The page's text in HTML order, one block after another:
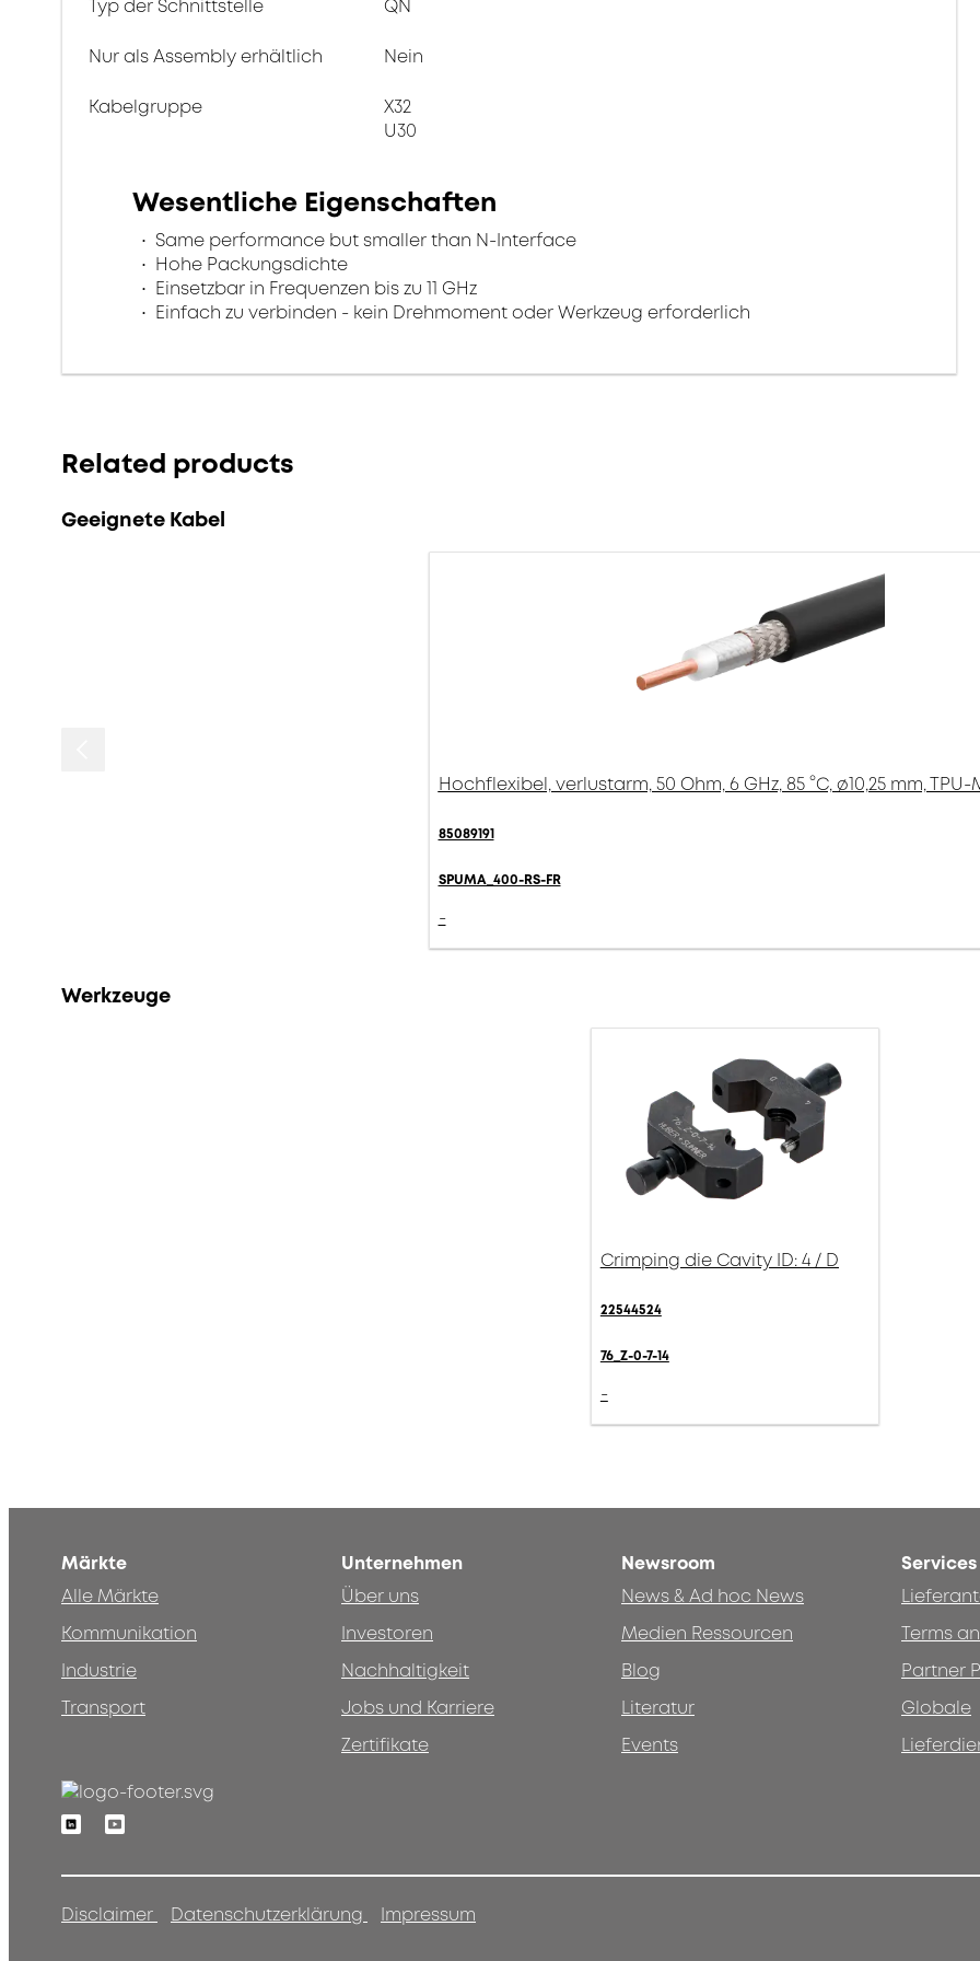
Typ der Schnittstelle QN
Nur als Assembly erhältlich Nein
Kabelgruppe
X32
U30
Wesentliche Eigenschaften
Same performance but smaller than N-Interface
Hohe Packungsdichte
Einsetzbar in Frequenzen bis zu 11 GHz
Einfach zu verbinden - kein Drehmoment oder Werkzeug erforderlich
Related products
Geeignete Kabel
Hochflexibel, verlustarm, 50 Ohm, 6 GHz, 85 °C, ø10,25 mm,
85089191
SPUMA_400-RS-FR
-
Werkzeuge
Crimping die Cavity ID: 4 / D
22544524
76_Z-0-7-14
-
Märkte
Alle Märkte
Kommunikation
Industrie
Transport
Unternehmen
Über uns
Investoren
Nachhaltigkeit
Jobs und Karriere
Zertifikate
Newsroom
News & Ad hoc News
Medien Ressourcen
Blog
Literatur
Events
Services
Terms
Partner
Globale
LinkedinYoutube
Disclaimer Datenschutzerklärung Impressum